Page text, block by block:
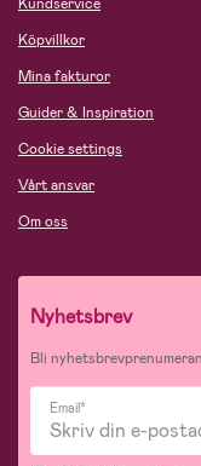
Köpvillkor
Mina fakturor
Guider & Inspiration
Cookie settings
Vårt ansvar
Om oss
Nyhetsbrev
Bli
Email*